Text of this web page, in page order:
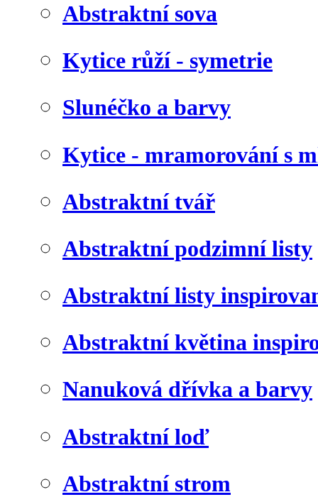
Abstraktní sova
Kytice růží - symetrie
Slunéčko a barvy
Kytice - mramorování s
Abstraktní tvář
Abstraktní podzimní listy
Abstraktní listy
Abstraktní květina
Nanuková dřívka a barvy
Abstraktní loď
Abstraktní strom